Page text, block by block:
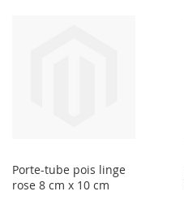
Porte-tube pois linge
rose 8 cm x 10 cm